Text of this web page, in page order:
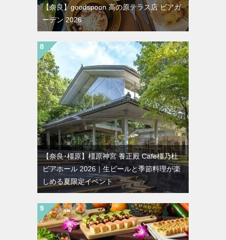
【奈良】goodspoon 高の原テラス店 ビアガ
ーデン 2026
【奈良･橿原】橿原神宮 養正殿 Cafe橿乃杜
ビアホール 2026｜生ビールと季節料理が楽
しめる夏限定イベント